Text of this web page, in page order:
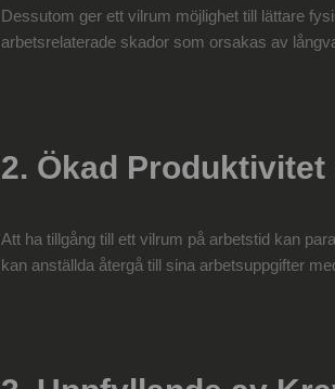
Dessutom ger ett vilrum möjlighet till lättare
arbetsrelaterade skador som orsakas av
2. Ökad
Att ha tillgång till ett vilrum på arbetstid kan
kan anställda återgå till sina arbetsuppgifter